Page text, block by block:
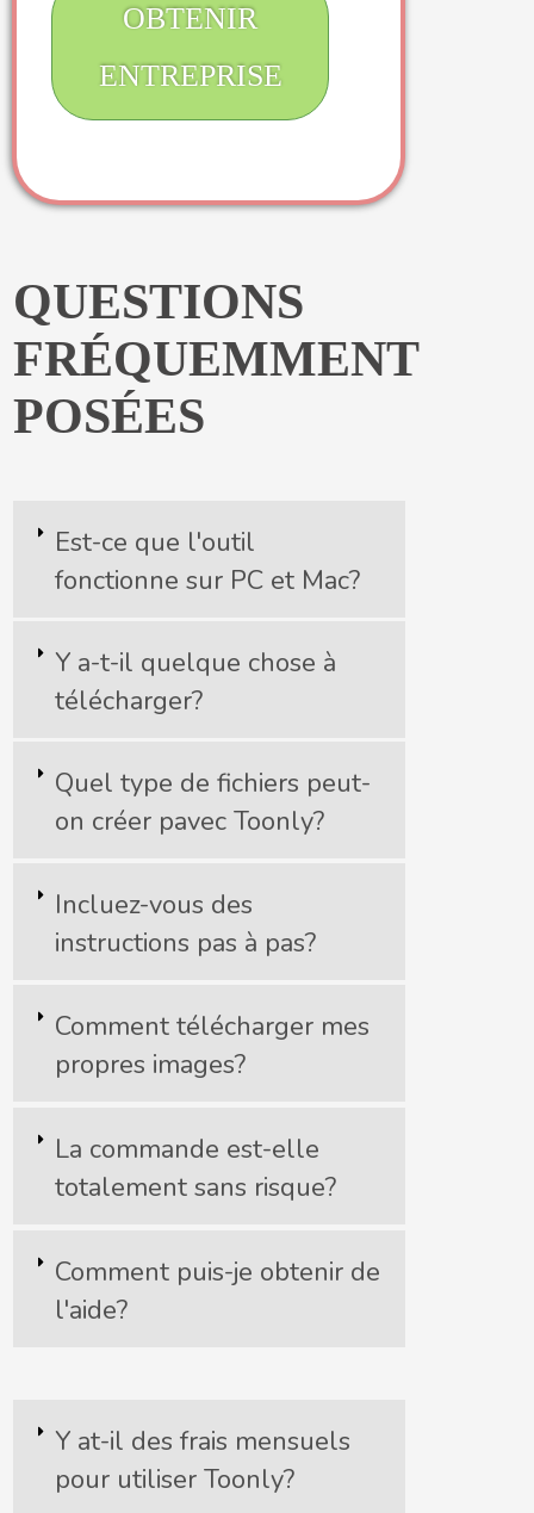
OBTENIR
ENTREPRISE
QUESTIONS
FRÉQUEMMENT
POSÉES
Est-ce que l'outil
fonctionne sur PC et Mac?
Y a-t-il quelque chose à
télécharger?
Quel type de fichiers peut-
on créer pavec Toonly?
Incluez-vous des
instructions pas à pas?
Comment télécharger mes
propres images?
La commande est-elle
totalement sans risque?
Comment puis-je obtenir de
l'aide?
Y at-il des frais mensuels
pour utiliser Toonly?